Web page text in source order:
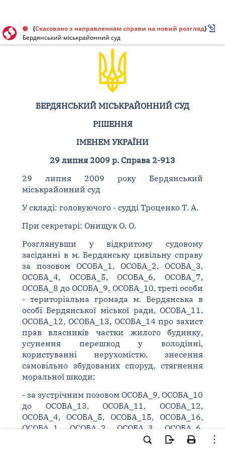
Рішення від 29.07.2009 № 2-913
(Скасовано з направленням справи на новий розгляд)
Бердянський міськрайонний суд
БЕРДЯНСЬКИЙ МІСЬКРАЙОННИЙ СУД
РІШЕННЯ
ІМЕНЕМ УКРАЇНИ
29 липня 2009 р. Справа 2-913
29 липня 2009 року Бердянський
міськрайонний суд
У складі: головуючого - судді Троценко Т. А.
При секретарі: Онищук О. О.
Розглянувши у відкритому судовому
засіданні в м. Бердянську цивільну справу
за позовом ОСОБА_1, ОСОБА_2, ОСОБА_3,
ОСОБА_4, ОСОБА_5, ОСОБА_6, ОСОБА_7,
ОСОБА_8 до ОСОБА_9, ОСОБА_10, треті особи
- територіальна громада м. Бердянська в
особі Бердянської міської ради, ОСОБА_11,
ОСОБА_12, ОСОБА_13, ОСОБА_14 про захист
прав власників частки жилого будинку,
усунення перешкод у володінні,
користуванні нерухомістю, знесення
самовільно збудованих споруд, стягнення
моральної шкоди;
- за зустрічним позовом ОСОБА_9, ОСОБА_10
до ОСОБА_13, ОСОБА_11, ОСОБА_12,
ОСОБА_4, ОСОБА_5, ОСОБА_15, ОСОБА_16,
ОСОБА_1, ОСОБА_2, ОСОБА_3, ОСОБА_6,
ОСОБА_7, ОСОБА_8, територіальної громади